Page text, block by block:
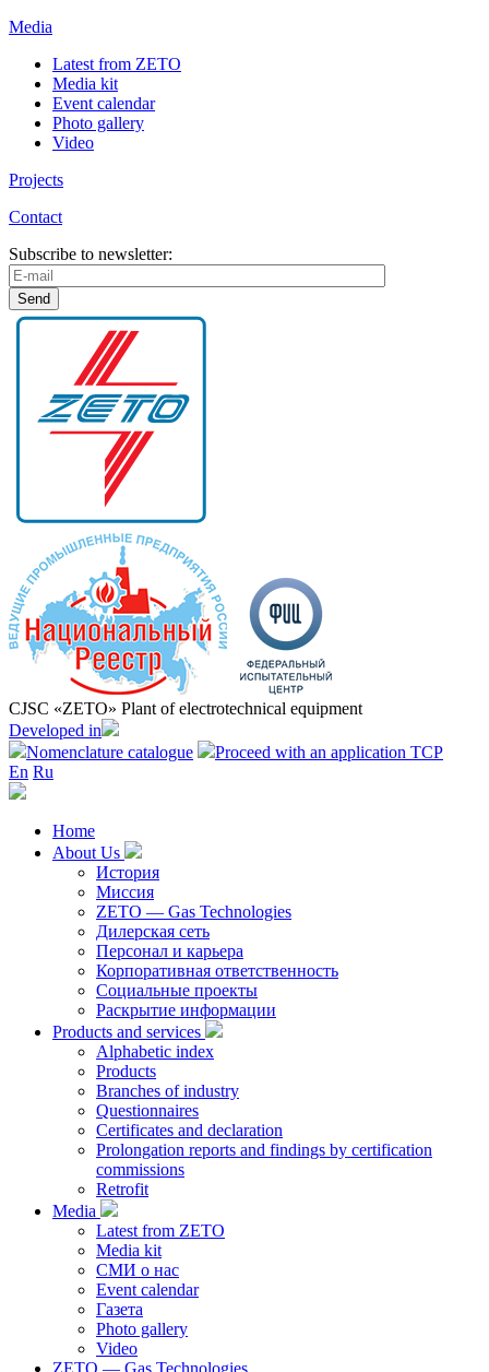
Media
Latest from ZETO
Media kit
Event calendar
Photo gallery
Video
Projects
Contact
Subscribe to newsletter:
CJSC «ZETO» Plant of electrotechnical equipment
Developed in
Nomenclature catalogue
Proceed with an application TCP
En Ru
Home
About Us
История
Миссия
ZETO — Gas Technologies
Дилерская сеть
Персонал и карьера
Корпоративная ответственность
Социальные проекты
Раскрытие информации
Products and services
Alphabetic index
Products
Branches of industry
Questionnaires
Certificates and declaration
Prolongation reports and findings by certification
commissions
Retrofit
Media
Latest from ZETO
Media kit
СМИ о нас
Event calendar
Газета
Photo gallery
Video
ZETO — Gas Technologies